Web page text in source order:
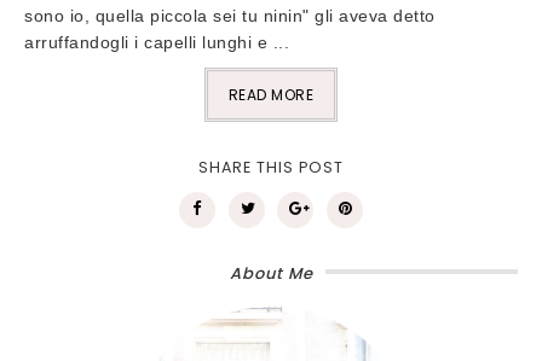
sono io, quella piccola sei tu ninin" gli aveva detto
arruffandogli i capelli lunghi e ...
READ MORE
SHARE THIS POST
About Me